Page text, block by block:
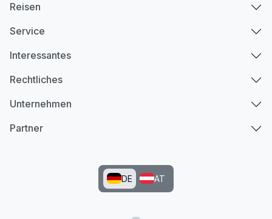
Reisen
Service
Interessantes
Rechtliches
Unternehmen
Partner
DE AT